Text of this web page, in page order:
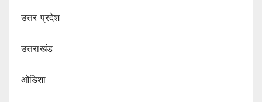
उत्तर प्रदेश
उत्तराखंड
ओडिशा